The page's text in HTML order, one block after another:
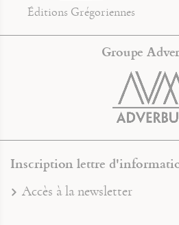
Éditions Grégoriennes
Groupe
Inscription lettre
Accès à la newsletter